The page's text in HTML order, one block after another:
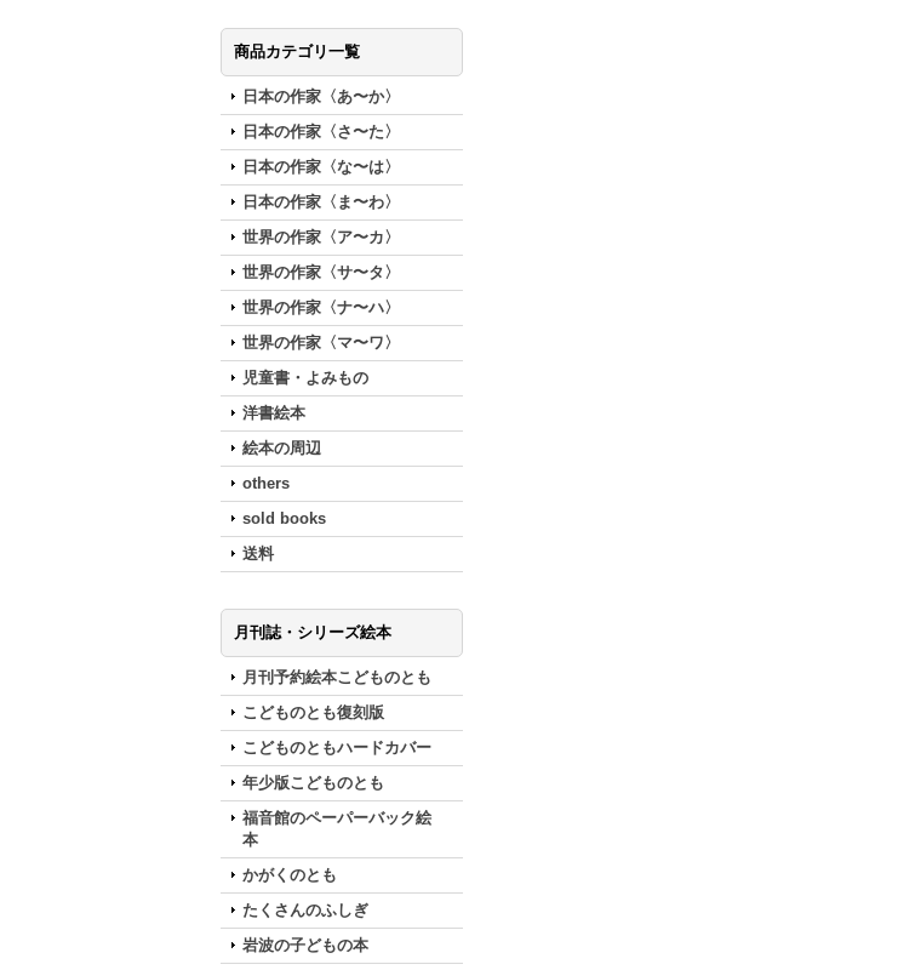
商品カテゴリ一覧
日本の作家〈あ〜か〉
日本の作家〈さ〜た〉
日本の作家〈な〜は〉
日本の作家〈ま〜わ〉
世界の作家〈ア〜カ〉
世界の作家〈サ〜タ〉
世界の作家〈ナ〜ハ〉
世界の作家〈マ〜ワ〉
児童書・よみもの
洋書絵本
絵本の周辺
others
sold books
送料
月刊誌・シリーズ絵本
月刊予約絵本こどものとも
こどものとも復刻版
こどものともハードカバー
年少版こどものとも
福音館のペーパーバック絵
本
かがくのとも
たくさんのふしぎ
岩波の子どもの本